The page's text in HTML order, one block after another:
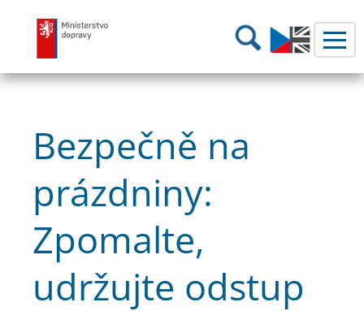
Ministerstvo dopravy Hledání
Bezpečně na
prázdniny:
Zpomalte,
udržujte odstup